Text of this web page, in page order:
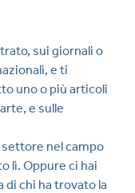
sui giornali o
e ti
uno o più articoli
e sulle
settore nel campo
lì. Oppure ci hai
di chi ha trovato la